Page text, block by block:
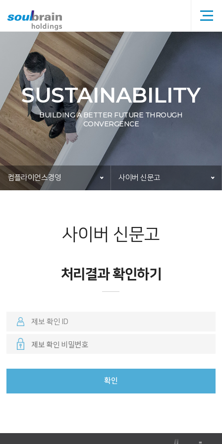
타이틀
SUSTAINABILITY
BUILDING A BETTER FUTURE THROUGH
CONVERGENCE
컴플라이언스경영 사이버 신문고
사이버 신문고
처리결과 확인하기
확인